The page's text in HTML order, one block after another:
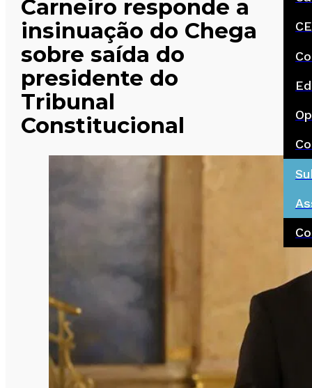
Carneiro responde a
insinuação do Chega
sobre saída do
presidente do
Tribunal
Constitucional